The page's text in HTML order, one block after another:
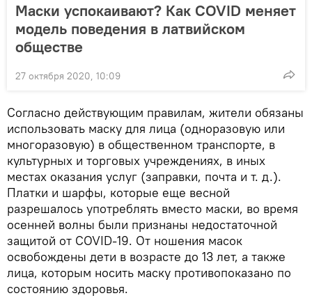
Маски успокаивают? Как COVID меняет
модель поведения в латвийском
обществе
27 октября 2020, 10:09
Согласно действующим правилам, жители обязаны
использовать маску для лица (одноразовую или
многоразовую) в общественном транспорте, в
культурных и торговых учреждениях, в иных
местах оказания услуг (заправки, почта и т. д.).
Платки и шарфы, которые еще весной
разрешалось употреблять вместо маски, во время
осенней волны были признаны недостаточной
защитой от COVID-19. От ношения масок
освобождены дети в возрасте до 13 лет, а также
лица, которым носить маску противопоказано по
состоянию здоровья.